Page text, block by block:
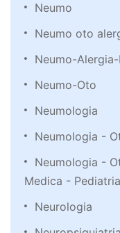
Neumo
Neumo oto
Neumo-
Neumo-Oto
Neumologia
Neumologia -
Neumologia -
Medica - Pediatria
Neurologia